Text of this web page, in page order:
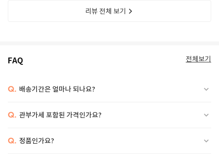
리뷰 전체 보기
FAQ 전체보기
Q. 배송기간은 얼마나 되나요?
Q. 관부가세 포함된 가격인가요?
Q. 정품인가요?